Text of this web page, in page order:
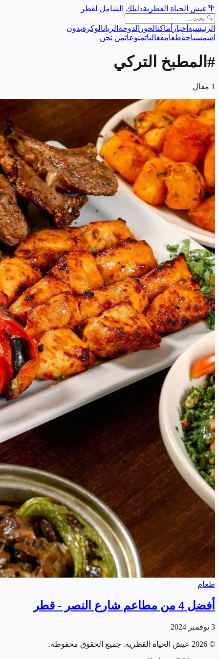
🌴عيش الحياة القطريةدليلك الشامل لقطر
الرئيسية أخبار أماكنالخور الدوحة الريانالوكرةبدون
اسمسياحةطعامفعالياتمنوعاتمن نحن
# المطبخ التركي
1 مقال
طعام
أفضل 4 من مطاعم شارع النصر - قطر
3 نوفمبر 2024
©
2026 عيش الحياة القطرية. جميع الحقوق محفوظة.